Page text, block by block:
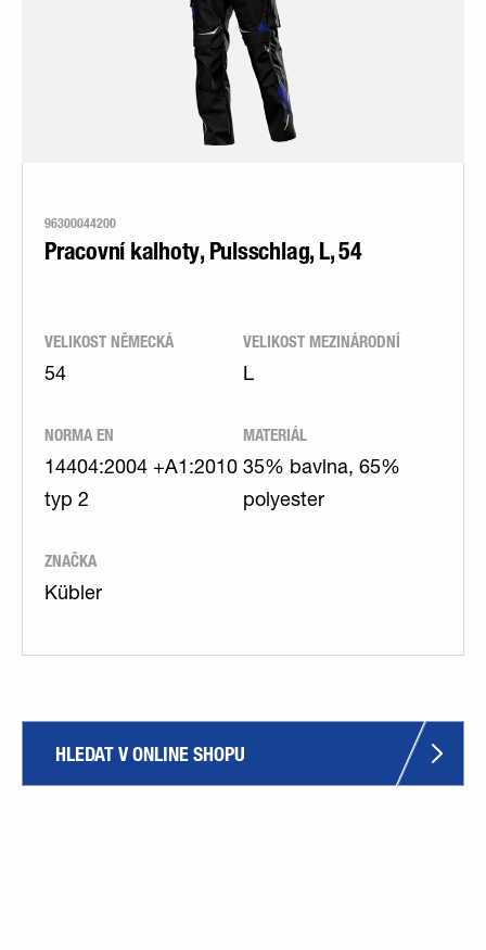
96300044200
Pracovní kalhoty, Pulsschlag, L, 54
VELIKOST NĚMECKÁ
54
VELIKOST MEZINÁRODNÍ
L
NORMA EN
14404:2004 +A1:2010
typ 2
MATERIÁL
35% bavlna, 65%
polyester
ZNAČKA
Kübler
HLEDAT V ONLINE SHOPU